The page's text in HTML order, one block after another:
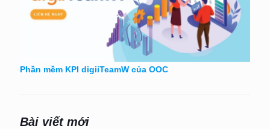
Phần mềm KPI digiiTeamW của OOC
Bài viết mới